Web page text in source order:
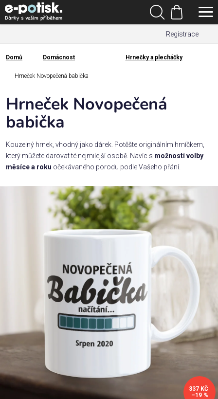
Přejít
na
obsah
Registrace
Hledat
Nákupní
košík
Kategorie
Dárek
pro
Rodina
/
Láska
Oblečení
Domů
Domů Domácnost Hrnečky a plecháčky
Hrneček Novopečená babička
Hrneček Novopečená
babička
Kouzelný hrnek, vhodný jako dárek. Potěšte originálním hrníčkem,
který můžete darovat té nejmilejší osobě. Navíc s možností volby
měsíce a roku očekávaného porodu podle Vašeho přání.
337 KČ
–19 %